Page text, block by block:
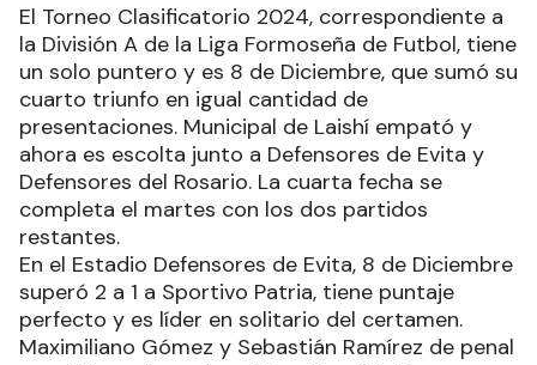
El Torneo Clasificatorio 2024, correspondiente a
la División A de la Liga Formoseña de Futbol, tiene
un solo puntero y es 8 de Diciembre, que sumó su
cuarto triunfo en igual cantidad de
presentaciones. Municipal de Laishí empató y
ahora es escolta junto a Defensores de Evita y
Defensores del Rosario. La cuarta fecha se
completa el martes con los dos partidos
restantes.
En el Estadio Defensores de Evita, 8 de Diciembre
superó 2 a 1 a Sportivo Patria, tiene puntaje
perfecto y es líder en solitario del certamen.
Maximiliano Gómez y Sebastián Ramírez de penal